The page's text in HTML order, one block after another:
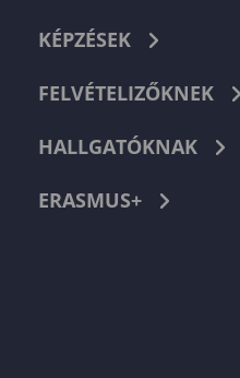
KÉPZÉSEK
FELVÉTELIZŐKNEK
HALLGATÓKNAK
ERASMUS+